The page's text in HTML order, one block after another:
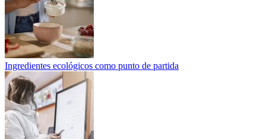
Ingredientes ecológicos como punto de partida